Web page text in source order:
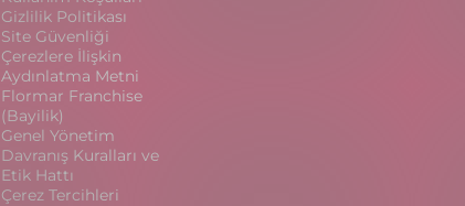
Gizlilik Politikası
Site Güvenliği
Çerezlere İlişkin
Aydınlatma Metni
Flormar Franchise
(Bayilik)
Genel Yönetim
Davranış Kuralları ve
Etik Hattı
Çerez Tercihleri